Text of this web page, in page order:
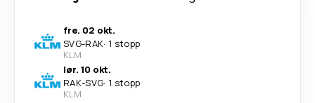
fre. 02 okt.
SVG-RAK· 1 stopp
KLM
lør. 10 okt.
RAK-SVG· 1 stopp
KLM